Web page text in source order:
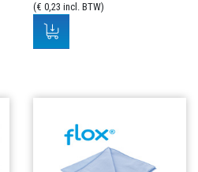
(€ 0,23 incl. BTW)